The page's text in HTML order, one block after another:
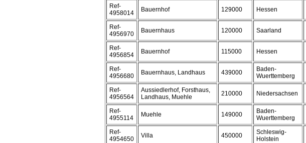
Ref-
4958014
Bauernhof 129000 Hessen
Ref-
4956970
Bauernhaus 120000 Saarland
Ref-
4956854
Bauernhof 115000 Hessen
Ref-
4956680
Bauernhaus, Landhaus 439000
Baden-
Wuerttemberg
Ref-
4956564
Aussiedlerhof, Forsthaus,
Landhaus, Muehle
210000 Niedersachsen
Ref-
4955114
Muehle 149000
Baden-
Wuerttemberg
Ref-
4954650
Villa 450000
Schleswig-
Holstein